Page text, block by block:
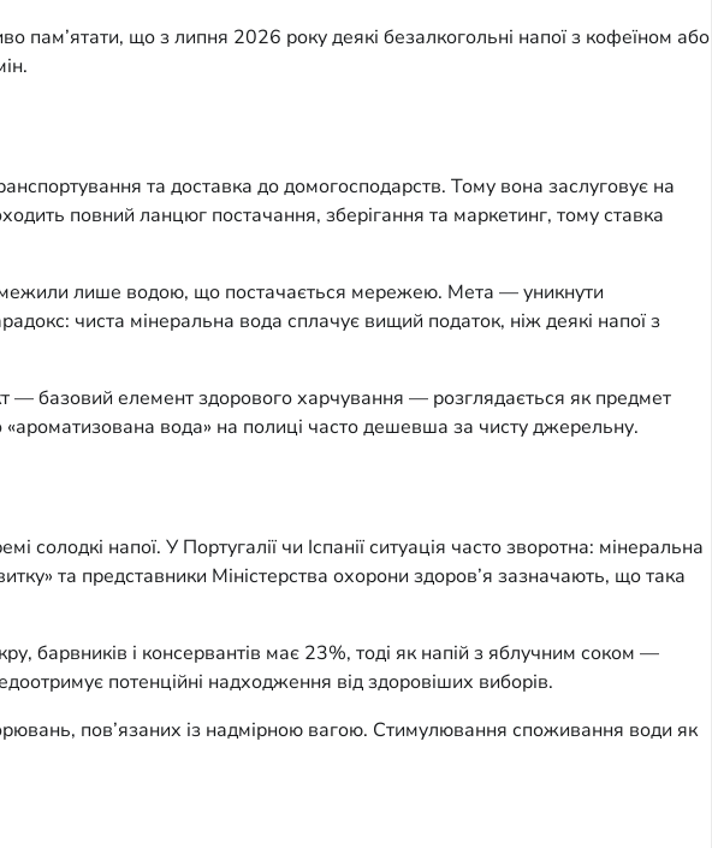
що з липня 2026 року деякі безалкогольні напої з кофеїном або
та доставка до домогосподарств. Тому вона заслуговує на
повний ланцюг постачання, зберігання та маркетинг, тому ставка
лише водою, що постачається мережею. Мета — уникнути
чиста мінеральна вода сплачує вищий податок, ніж деякі напої з
— базовий елемент здорового харчування — розглядається як предмет
вода» на полиці часто дешевша за чисту джерельну.
напої. У Португалії чи Іспанії ситуація часто зворотна: мінеральна
та представники Міністерства охорони здоров’я зазначають, що така
барвників і консервантів має 23%, тоді як напій з яблучним соком —
потенційні надходження від здоровіших виборів.
пов’язаних із надмірною вагою. Стимулювання споживання води як